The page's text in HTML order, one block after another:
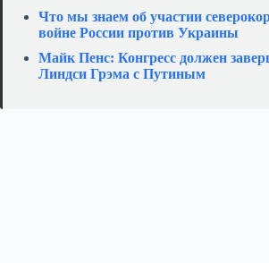
Что мы знаем об участии
войне России против Украины
Майк Пенс: Конгресс должен
Линдси Грэма с Путиным